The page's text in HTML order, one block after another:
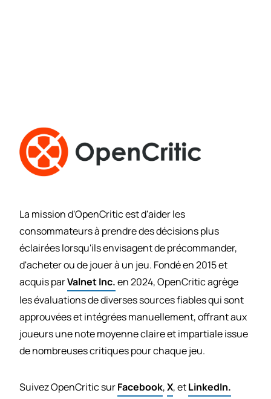
La mission d'OpenCritic est d'aider les
consommateurs à prendre des décisions plus
éclairées lorsqu'ils envisagent de précommander,
d'acheter ou de jouer à un jeu. Fondé en 2015 et
acquis parValnet Inc.en 2024, OpenCritic agrège
les évaluations de diverses sources fiables qui sont
approuvées et intégrées manuellement, offrant aux
joueurs une note moyenne claire et impartiale issue
de nombreuses critiques pour chaque jeu.
Suivez OpenCritic surFacebook,X, etLinkedIn.